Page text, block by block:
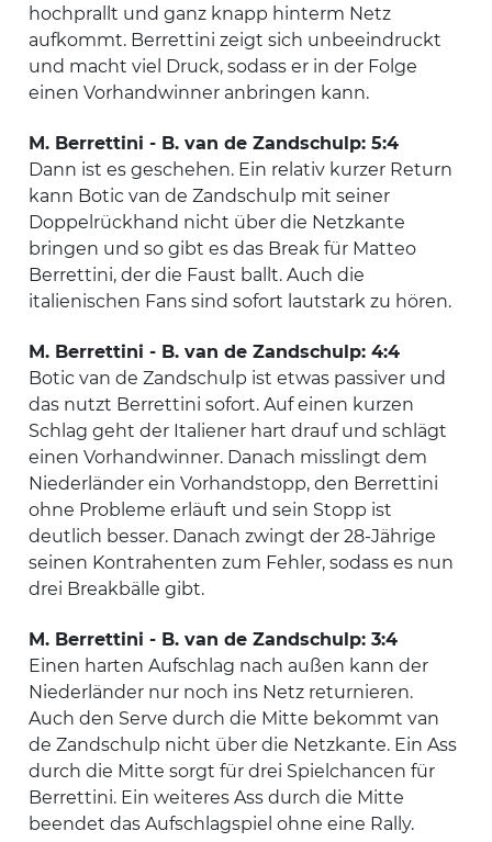
hochprallt und ganz knapp hinterm Netz
aufkommt. Berrettini zeigt sich unbeeindruckt
und macht viel Druck, sodass er in der Folge
einen Vorhandwinner anbringen kann.
M. Berrettini - B. van de Zandschulp: 5:4
Dann ist es geschehen. Ein relativ kurzer Return
kann Botic van de Zandschulp mit seiner
Doppelrückhand nicht über die Netzkante
bringen und so gibt es das Break für Matteo
Berrettini, der die Faust ballt. Auch die
italienischen Fans sind sofort lautstark zu hören.
M. Berrettini - B. van de Zandschulp: 4:4
Botic van de Zandschulp ist etwas passiver und
das nutzt Berrettini sofort. Auf einen kurzen
Schlag geht der Italiener hart drauf und schlägt
einen Vorhandwinner. Danach misslingt dem
Niederländer ein Vorhandstopp, den Berrettini
ohne Probleme erläuft und sein Stopp ist
deutlich besser. Danach zwingt der 28-Jährige
seinen Kontrahenten zum Fehler, sodass es nun
drei Breakbälle gibt.
M. Berrettini - B. van de Zandschulp: 3:4
Einen harten Aufschlag nach außen kann der
Niederländer nur noch ins Netz returnieren.
Auch den Serve durch die Mitte bekommt van
de Zandschulp nicht über die Netzkante. Ein Ass
durch die Mitte sorgt für drei Spielchancen für
Berrettini. Ein weiteres Ass durch die Mitte
beendet das Aufschlagspiel ohne eine Rally.